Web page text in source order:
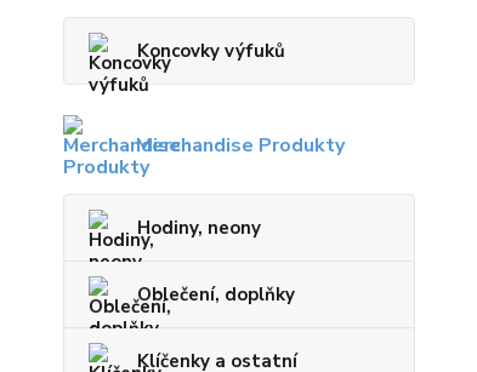
Koncovky výfuků
Merchandise Produkty
Hodiny, neony
Oblečení, doplňky
Klíčenky a ostatní